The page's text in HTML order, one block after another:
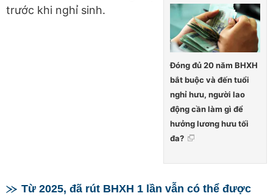
Đóng đủ 20 năm BHXH
bắt buộc và đến tuổi
nghỉ hưu, người lao
động cần làm gì để
hưởng lương hưu tối
đa?
trước khi nghỉ sinh.
Từ 2025, đã rút BHXH 1 lần vẫn có thể được